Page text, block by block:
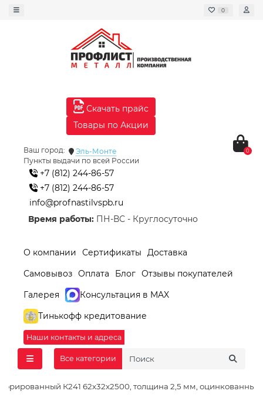
0
Скачать прайс
Товары по Акции
Ваш город:
Эль-Монте
Пункты выдачи по всей России
+7 (812) 244-86-57
+7 (812) 244-86-57
info@profnastilvspb.ru
Время работы: ПН-ВС - Круглосуточно
0
О компании Сертификаты
Доставка
Самовывоз Оплата Блог Отзывы покупателей
Галерея
Консультация в MAX
Тинькофф кредитование
Наши контакты и адреса
Все категории
К241 62x32x2500, толщина 2,5 мм, оцинкованный